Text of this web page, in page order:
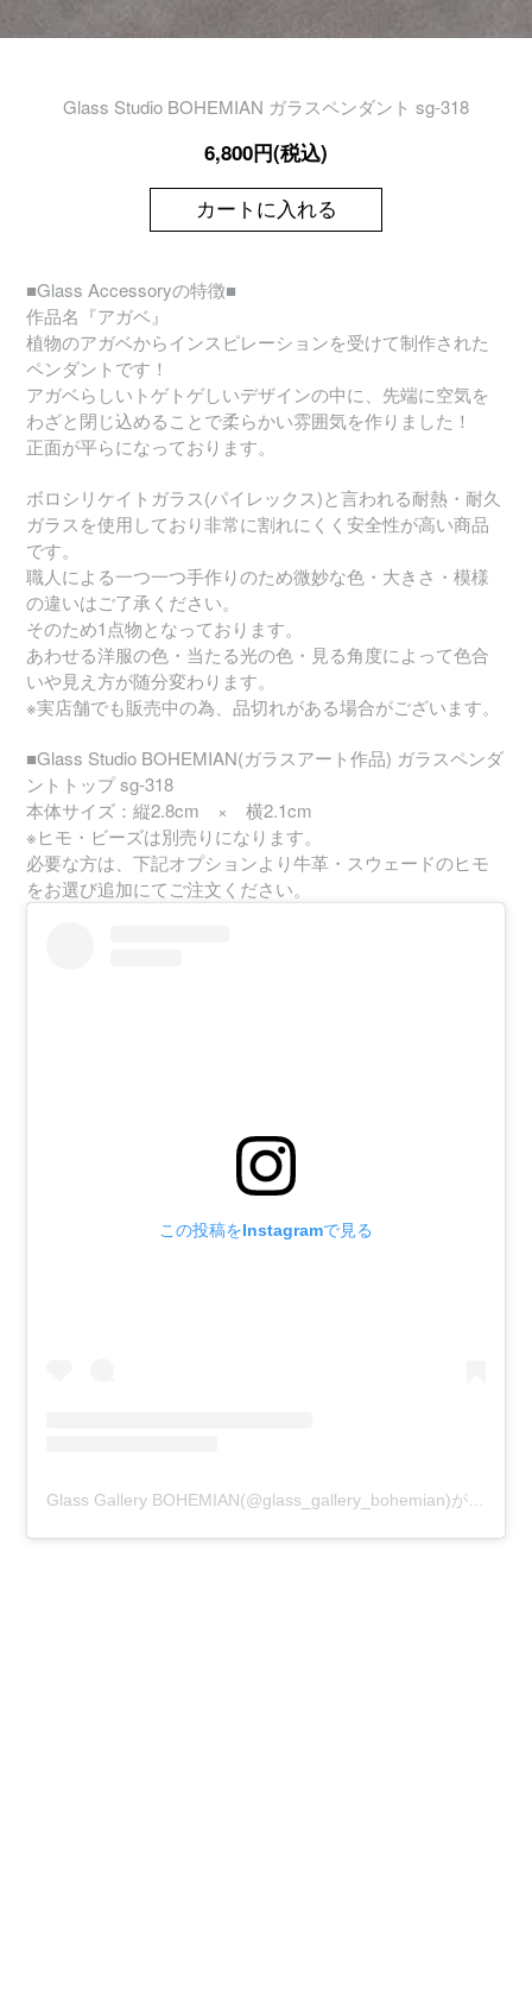
Glass Studio BOHEMIAN ガラスペンダント sg-318
6,800円(税込)
カートに入れる
■Glass Accessoryの特徴■
作品名『アガベ』
植物のアガベからインスピレーションを受けて制作された
ペンダントです！
アガベらしいトゲトゲしいデザインの中に、先端に空気を
わざと閉じ込めることで柔らかい雰囲気を作りました！
正面が平らになっております。
ボロシリケイトガラス(パイレックス)と言われる耐熱・耐久
ガラスを使用しており非常に割れにくく安全性が高い商品
です。
職人による一つ一つ手作りのため微妙な色・大きさ・模様
の違いはご了承ください。
そのため1点物となっております。
あわせる洋服の色・当たる光の色・見る角度によって色合
いや見え方が随分変わります。
※実店舗でも販売中の為、品切れがある場合がございます。
■Glass Studio BOHEMIAN(ガラスアート作品) ガラスペンダ
ントトップ sg-318
本体サイズ：縦2.8cm × 横2.1cm
※ヒモ・ビーズは別売りになります。
必要な方は、下記オプションより牛革・スウェードのヒモ
をお選び追加にてご注文ください。
この投稿をInstagramで見る